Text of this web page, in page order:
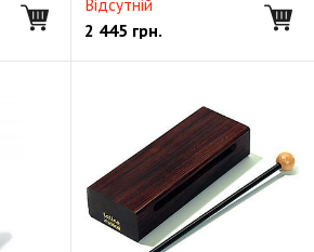
Відсутній
2 445 грн.